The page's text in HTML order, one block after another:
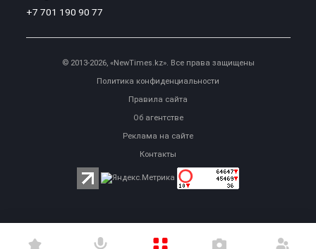
+7 701 190 90 77
© 2013-2026, «NewTimes.kz». Все права защищены
Политика конфиденциальности
Правила сайта
Об агентстве
Реклама на сайте
Контакты